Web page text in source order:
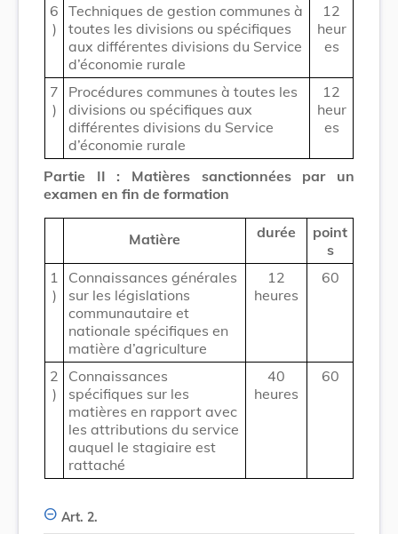
6
)
Techniques de gestion communes à
toutes les divisions ou spécifiques
aux différentes divisions du Service
d’économie rurale
12
heur
es
7
)
Procédures communes à toutes les
divisions ou spécifiques aux
différentes divisions du Service
d’économie rurale
12
heur
es
Partie II : Matières sanctionnées par un
examen en fin de formation
Matière durée
point
s
1
)
Connaissances générales
sur les législations
communautaire et
nationale spécifiques en
matière d’agriculture
12
heures
60
2
)
Connaissances
spécifiques sur les
matières en rapport avec
les attributions du service
auquel le stagiaire est
rattaché
40
heures
60
Art. 2.